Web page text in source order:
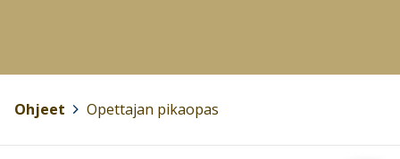
Ohjeet Opettajan pikaopas